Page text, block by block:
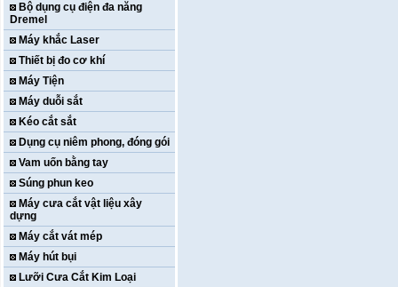
Bộ dụng cụ điện đa năng
Dremel
Máy khắc Laser
Thiết bị đo cơ khí
Máy Tiện
Máy duỗi sắt
Kéo cắt sắt
Dụng cụ niêm phong, đóng gói
Vam uốn bằng tay
Súng phun keo
Máy cưa cắt vật liệu xây
dựng
Máy cắt vát mép
Máy hút bụi
Lưỡi Cưa Cắt Kim Loại